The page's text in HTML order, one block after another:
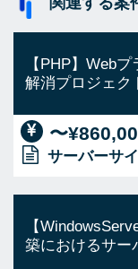
【PHP】Web
解消プロジェク
〜
サーバーサ
【
築におけるサー